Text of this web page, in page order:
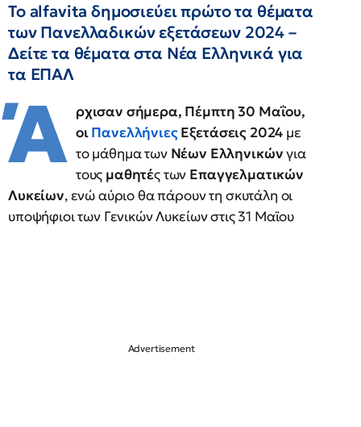
Το alfavita δημοσιεύει πρώτο τα θέματα
των Πανελλαδικών εξετάσεων 2024 –
Δείτε τα θέματα στα Νέα Ελληνικά για
τα ΕΠΑΛ
Ά ρχισαν σήμερα, Πέμπτη 30 Μαΐου,
οιΠανελλήνιεςΕξετάσεις 2024 με
το μάθημα των Νέων Ελληνικώνγια
τους μαθητές των Επαγγελματικών
Λυκείων, ενώ αύριο θα πάρουν τη σκυτάλη οι
υποψήφιοι των Γενικών Λυκείων στις 31 Μαϊου